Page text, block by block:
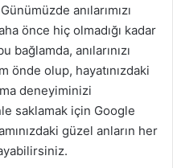
anılarımızı
önce hiç olmadığı kadar
anılarınızı
önde olup, hayatınızdaki
deneyiminizi
saklamak için Google
güzel anların her